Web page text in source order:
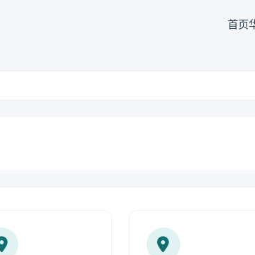
首页